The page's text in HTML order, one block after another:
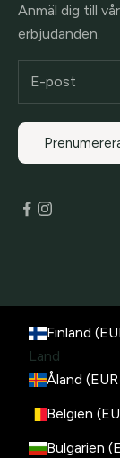
Anmäl dig till
erbjudanden.
Land